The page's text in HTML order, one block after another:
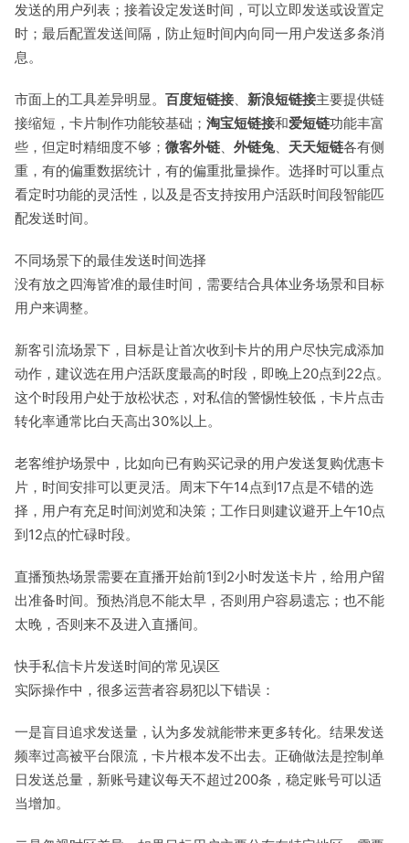
发送的用户列表；接着设定发送时间，可以立即发送或设置定
时；最后配置发送间隔，防止短时间内向同一用户发送多条消
息。
市面上的工具差异明显。 百度短链接、 新浪短链接主要提供链
接缩短，卡片制作功能较基础； 淘宝短链接和爱短链功能丰富
些，但定时精细度不够； 微客外链、 外链兔、 天天短链各有侧
重，有的偏重数据统计，有的偏重批量操作。选择时可以重点
看定时功能的灵活性，以及是否支持按用户活跃时间段智能匹
配发送时间。
不同场景下的最佳发送时间选择
没有放之四海皆准的最佳时间，需要结合具体业务场景和目标
用户来调整。
新客引流场景下，目标是让首次收到卡片的用户尽快完成添加
动作，建议选在用户活跃度最高的时段，即晚上20点到22点。
这个时段用户处于放松状态，对私信的警惕性较低，卡片点击
转化率通常比白天高出30%以上。
老客维护场景中，比如向已有购买记录的用户发送复购优惠卡
片，时间安排可以更灵活。周末下午14点到17点是不错的选
择，用户有充足时间浏览和决策；工作日则建议避开上午10点
到12点的忙碌时段。
直播预热场景需要在直播开始前1到2小时发送卡片，给用户留
出准备时间。预热消息不能太早，否则用户容易遗忘；也不能
太晚，否则来不及进入直播间。
快手私信卡片发送时间的常见误区
实际操作中，很多运营者容易犯以下错误：
一是盲目追求发送量，认为多发就能带来更多转化。结果发送
频率过高被平台限流，卡片根本发不出去。正确做法是控制单
日发送总量，新账号建议每天不超过200条，稳定账号可以适
当增加。